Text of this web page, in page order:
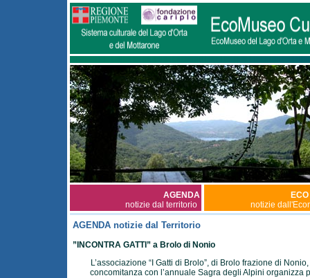
AGENDA
notizie dal territorio
notizie
AGENDA notizie dal Territorio
”INCONTRA GATTI” a Brolo di Nonio
L’associazione “I Gatti di Brolo”, di Brolo frazione di
concomitanza con l’annuale Sagra degli Alpini organizza